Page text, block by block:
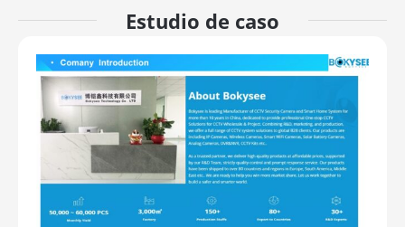
Estudio de caso